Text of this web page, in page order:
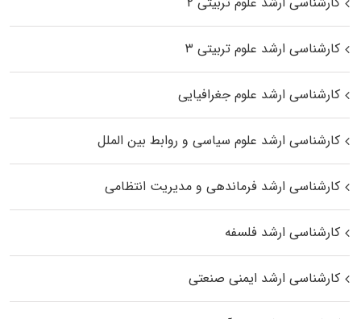
کارشناسی ارشد علوم تربیتی ۳
کارشناسی ارشد علوم جغرافیایی
کارشناسی ارشد علوم سیاسی و روابط بین الملل
کارشناسی ارشد فرماندهی و مدیریت انتظامی
کارشناسی ارشد فلسفه
کارشناسی ارشد ایمنی صنعتی